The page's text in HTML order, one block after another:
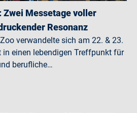
Zwei Messetage voller
Resonanz
verwandelte sich am 22. & 23.
in einen lebendigen Treffpunkt für
berufliche…